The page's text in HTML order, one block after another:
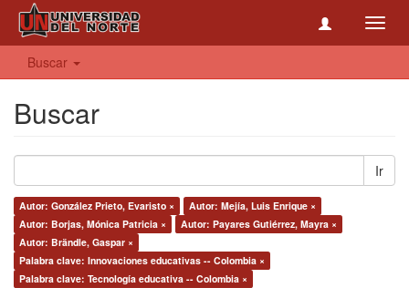
Buscar
Buscar
Ir
Autor: González Prieto, Evaristo ×
Autor: Mejía, Luis Enrique ×
Autor: Borjas, Mónica Patricia ×
Autor: Payares Gutiérrez, Mayra ×
Autor: Brändle, Gaspar ×
Palabra clave: Innovaciones educativas -- Colombia ×
Palabra clave: Tecnología educativa -- Colombia ×